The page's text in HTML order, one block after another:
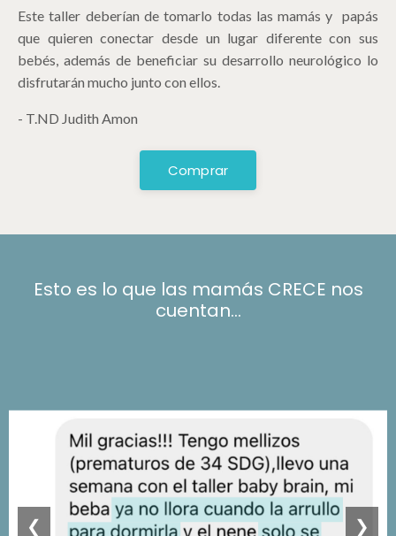
Este taller deberían de tomarlo todas las mamás y papás
que quieren conectar desde un lugar diferente con sus
bebés, además de beneficiar su desarrollo neurológico lo
disfrutarán mucho junto con ellos.
- T.ND Judith Amon
Comprar
Esto es lo que las mamás CRECE nos
cuentan...
❮ ❯